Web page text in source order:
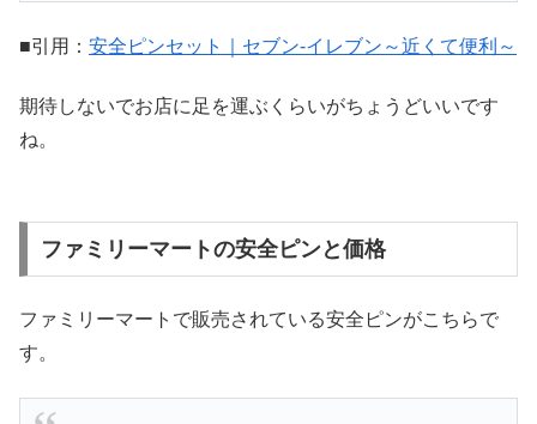
■引用： 安全ピンセット｜セブン‐イレブン～近くて便利～
期待しないでお店に足を運ぶくらいがちょうどいいです
ね。
ファミリーマートの安全ピンと価格
ファミリーマートで販売されている安全ピンがこちらで
す。